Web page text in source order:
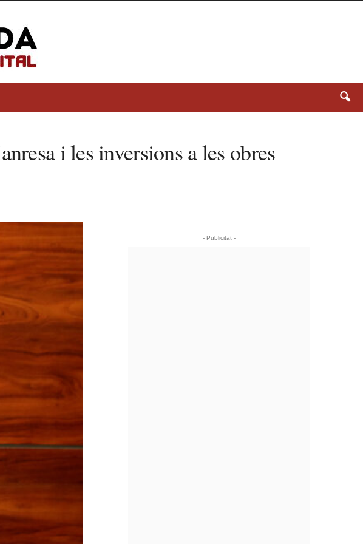
i les inversions a les obres
- Publicitat -